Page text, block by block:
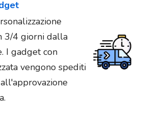
3/4 giorni dalla
I gadget con
vengono spediti